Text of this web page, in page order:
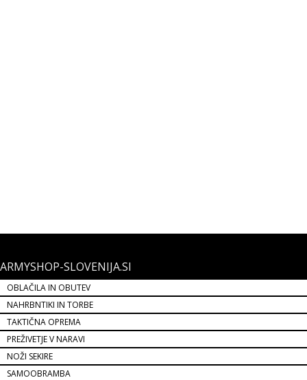
ARMYSHOP-SLOVENIJA.SI
OBLAČILA IN OBUTEV
NAHRBNTIKI IN TORBE
TAKTIČNA OPREMA
PREŽIVETJE V NARAVI
NOŽI SEKIRE
SAMOOBRAMBA